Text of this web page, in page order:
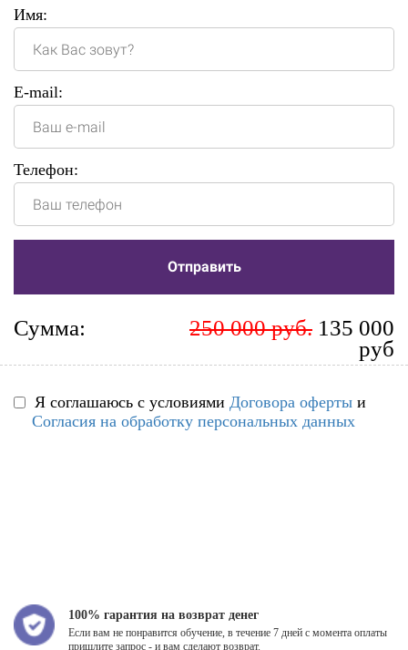
Имя:
E-mail:
Телефон:
Отправить
Сумма: 250 000 руб.135 000
руб
Я соглашаюсь с условиями Договора оферты и
Согласия на обработку персональных данных
100% гарантия на возврат денег
Если вам не понравится обучение, в течение 7 дней с момента оплаты
пришлите запрос - и вам сделают возврат.